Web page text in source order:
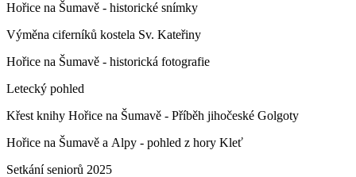
Hořice na Šumavě - historické snímky
Výměna ciferníků kostela Sv. Kateřiny
Hořice na Šumavě - historická fotografie
Letecký pohled
Křest knihy Hořice na Šumavě - Příběh jihočeské Golgoty
Hořice na Šumavě a Alpy - pohled z hory Kleť
Setkání seniorů 2025